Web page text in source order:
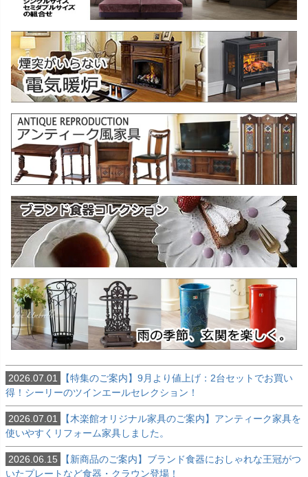
2026.07.01
【特集のご案内】9月より値上げ：2台セットでお買い
得！シーリーのツインエールセレクション！
2026.07.01
【木楽館オリジナル家具のご案内】アンティーク家具を
使いやすくリフォーム家具しました。
2026.06.15
【新商品のご案内】ブランド食器におしゃれな王冠がつ
いたプレートなど食器・クラウン登場！